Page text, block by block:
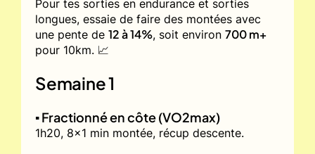
Pour tes sorties en endurance et sorties
longues, essaie de faire des montées avec
une pente de 12 à 14%, soit environ 700 m+
pour 10km. 📈
Semaine 1
▪️ Fractionné en côte (VO2max)
1h20, 8x1 min montée, récup descente.